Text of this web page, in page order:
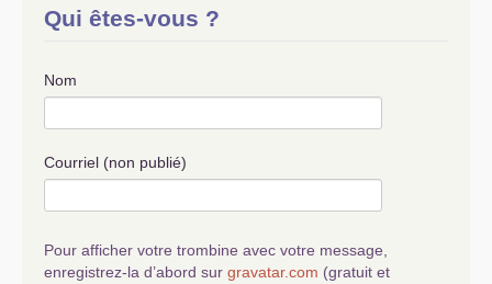
Qui êtes-vous ?
Nom
Courriel (non publié)
Pour afficher votre trombine avec votre message,
enregistrez-la d’abord sur gravatar.com (gratuit et